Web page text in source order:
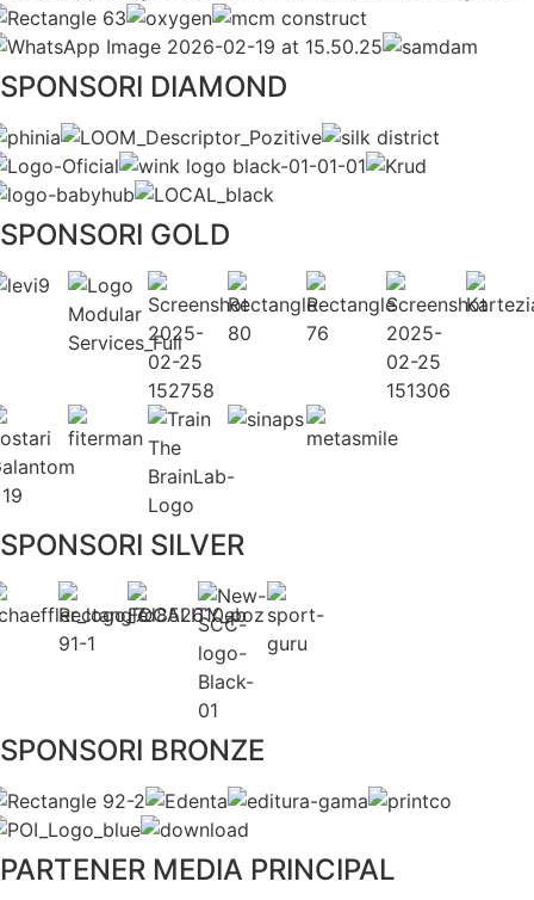
SPONSORI DIAMOND
SPONSORI GOLD
SPONSORI SILVER
SPONSORI BRONZE
PARTENER MEDIA PRINCIPAL